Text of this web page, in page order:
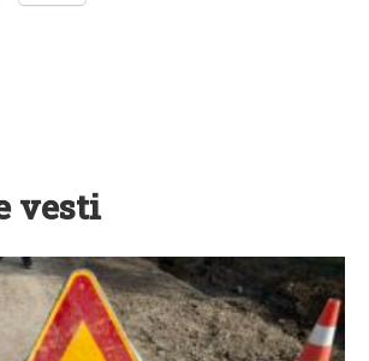
vesti